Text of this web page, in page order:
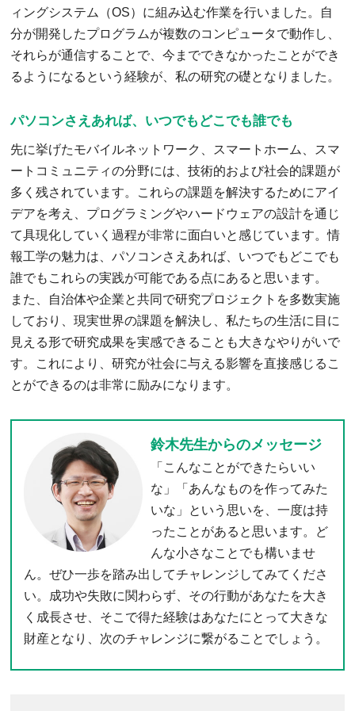
ィングシステム（OS）に組み込む作業を行いました。自
分が開発したプログラムが複数のコンピュータで動作し、
それらが通信することで、今までできなかったことができ
るようになるという経験が、私の研究の礎となりました。
パソコンさえあれば、いつでもどこでも誰でも
先に挙げたモバイルネットワーク、スマートホーム、スマ
ートコミュニティの分野には、技術的および社会的課題が
多く残されています。これらの課題を解決するためにアイ
デアを考え、プログラミングやハードウェアの設計を通じ
て具現化していく過程が非常に面白いと感じています。情
報工学の魅力は、パソコンさえあれば、いつでもどこでも
誰でもこれらの実践が可能である点にあると思います。
また、自治体や企業と共同で研究プロジェクトを多数実施
しており、現実世界の課題を解決し、私たちの生活に目に
見える形で研究成果を実感できることも大きなやりがいで
す。これにより、研究が社会に与える影響を直接感じるこ
とができるのは非常に励みになります。
鈴木先生からのメッセージ
「こんなことができたらいい
な」「あんなものを作ってみた
いな」という思いを、一度は持
ったことがあると思います。ど
んな小さなことでも構いませ
ん。ぜひ一歩を踏み出してチャレンジしてみてくださ
い。成功や失敗に関わらず、その行動があなたを大き
く成長させ、そこで得た経験はあなたにとって大きな
財産となり、次のチャレンジに繋がることでしょう。